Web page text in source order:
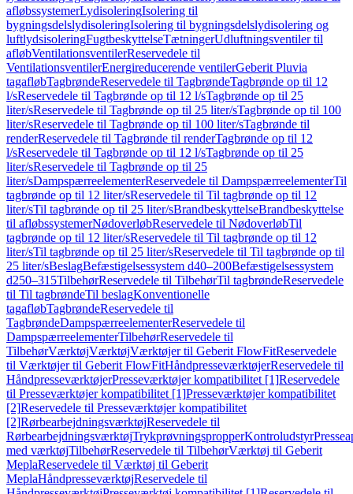
afløbssystemerLydisoleringIsolering til
bygningsdelslydisoleringIsolering til bygningsdelslydisolering og
luftlydsisoleringFugtbeskyttelseTætningerUdluftningsventiler til
afløbVentilationsventilerReservedele til
VentilationsventilerEnergireducerende ventilerGeberit Pluvia
tagafløbTagbrøndeReservedele til TagbrøndeTagbrønde op til 12
l/sReservedele til Tagbrønde op til 12 l/sTagbrønde op til 25
liter/sReservedele til Tagbrønde op til 25 liter/sTagbrønde op til 100
liter/sReservedele til Tagbrønde op til 100 liter/sTagbrønde til
renderReservedele til Tagbrønde til renderTagbrønde op til 12
l/sReservedele til Tagbrønde op til 12 l/sTagbrønde op til 25
liter/sReservedele til Tagbrønde op til 25
liter/sDampspærreelementerReservedele til DampspærreelementerTil
tagbrønde op til 12 liter/sReservedele til Til tagbrønde op til 12
liter/sTil tagbrønde op til 25 liter/sBrandbeskyttelseBrandbeskyttelse
til afløbssystemerNødoverløbReservedele til NødoverløbTil
tagbrønde op til 12 liter/sReservedele til Til tagbrønde op til 12
liter/sTil tagbrønde op til 25 liter/sReservedele til Til tagbrønde op til
25 liter/sBeslagBefæstigelsessystem d40–200Befæstigelsessystem
d250–315TilbehørReservedele til TilbehørTil tagbrøndeReservedele
til Til tagbrøndeTil beslagKonventionelle
tagafløbTagbrøndeReservedele til
TagbrøndeDampspærreelementerReservedele til
DampspærreelementerTilbehørReservedele til
TilbehørVærktøjVærktøjVærktøjer til Geberit FlowFitReservedele
til Værktøjer til Geberit FlowFitHåndpresseværktøjerReservedele til
HåndpresseværktøjerPresseværktøjer kompatibilitet [1]Reservedele
til Presseværktøjer kompatibilitet [1]Presseværktøjer kompatibilitet
[2]Reservedele til Presseværktøjer kompatibilitet
[2]RørbearbejdningsværktøjReservedele til
RørbearbejdningsværktøjTrykprøvningspropperKontroludstyr
med værktøjTilbehørReservedele til TilbehørVærktøj til Geberit
MeplaReservedele til Værktøj til Geberit
MeplaHåndpresseværktøjReservedele til